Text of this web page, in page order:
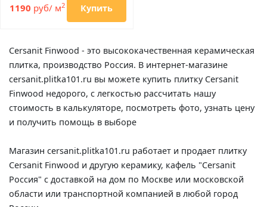
1190 руб/ м2 Купить
Cersanit Finwood - это высококачественная керамическая
плитка, производство Россия. В интернет-магазине
cersanit.plitka101.ru вы можете купить плитку Cersanit
Finwood недорого, с легкостью рассчитать нашу
стоимость в калькуляторе, посмотреть фото, узнать цену
и получить помощь в выборе
Магазин cersanit.plitka101.ru работает и продает плитку
Cersanit Finwood и другую керамику, кафель "Cersanit
Россия" с доставкой на дом по Москве или московской
области или транспортной компанией в любой город